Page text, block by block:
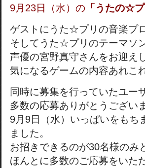
9月23日（水）の 「うたの☆
ゲストにうた☆プリの音楽プ
そしてうた☆プリのテーマソ
声優の宮野真守さんをお迎え
気になるゲームの内容あれこ
同時に募集を行っていたユー
多数の応募ありがとうござい
9月9日（水）いっぱいをもち
ました。
お招きできるのが30名様のみ
ほんとに多数のご応募をいた